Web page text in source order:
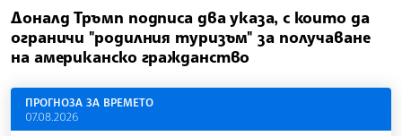
Доналд Тръмп подписа два указа, с които да
ограничи "родилния туризъм" за получаване
на американско гражданство
ПРОГНОЗА ЗА ВРЕМЕТО
07.08.2026